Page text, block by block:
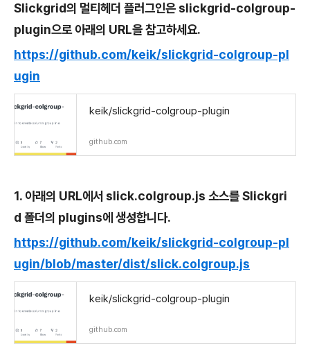
Slickgrid의 멀티헤더 플러그인은 slickgrid-colgroup-
plugin으로 아래의 URL을 참고하세요.
https://github.com/keik/slickgrid-colgroup-pl
ugin
keik/slickgrid-colgroup-plugin
github.com
1. 아래의 URL에서 slick.colgroup.js 소스를 Slickgri
d 폴더의 plugins에 생성합니다.
https://github.com/keik/slickgrid-colgroup-pl
ugin/blob/master/dist/slick.colgroup.js
keik/slickgrid-colgroup-plugin
github.com